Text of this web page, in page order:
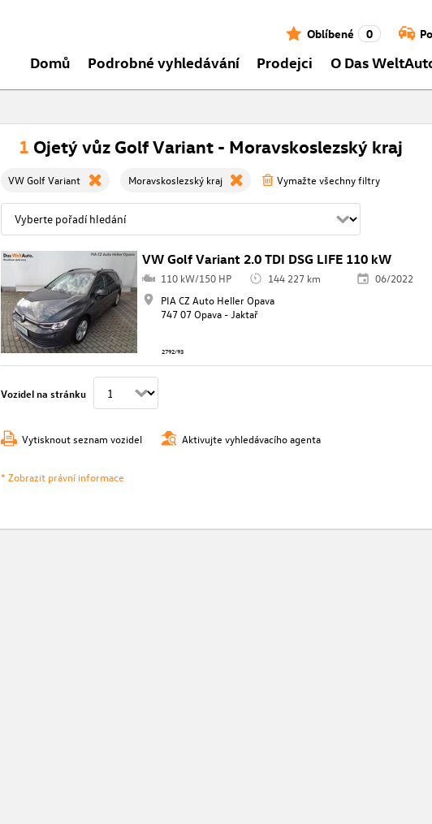
Oblíbené 0
Domů Podrobné vyhledávání Prodejci O Das
1 Ojetý vůz Golf Variant - Moravskoslezský kraj
VW Golf Variant Moravskoslezský kraj Vymažte všechny filtry
VW Golf Variant 2.0 TDI DSG LIFE 110 kW
110 kW/150 HP 144 227 km
06/2022
PIA CZ Auto Heller Opava
747 07 Opava - Jaktař
2792/93
Vozidel na stránku
Vytisknout seznam vozidel Aktivujte vyhledávacího agenta
* Zobrazit právní informace